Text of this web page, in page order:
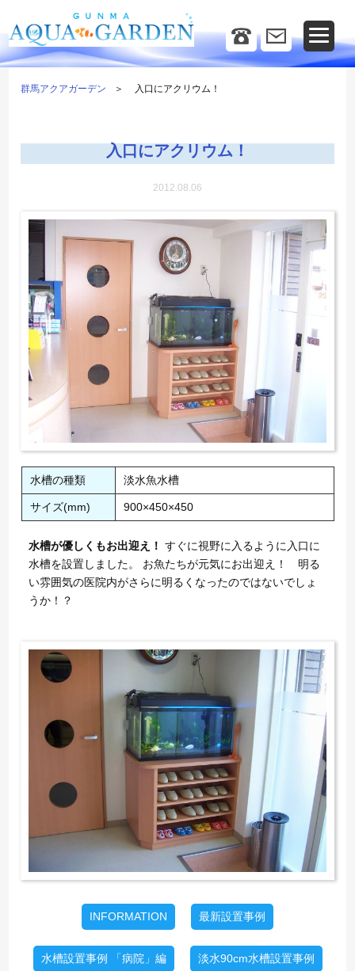
群馬アクアガーデン 入口にアクリウム！
入口にアクリウム！
2012.08.06
水槽の種類 淡水魚水槽
サイズ(mm) 900×450×450
水槽が優しくもお出迎え！ すぐに視野に入るように入口に
水槽を設置しました。 お魚たちが元気にお出迎え！ 明る
い雰囲気の医院内がさらに明るくなったのではないでしょ
うか！？
INFORMATION 最新設置事例
水槽設置事例 「病院」編 淡水90cm水槽設置事例